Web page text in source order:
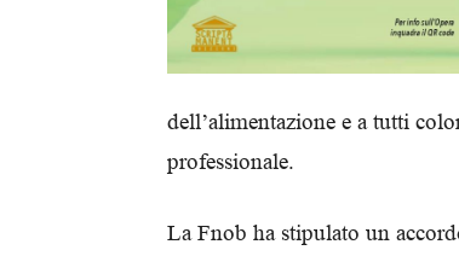
dell’alimentazione e a tutti
professionale.
La Fnob ha stipulato un